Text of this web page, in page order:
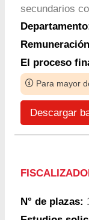
secundarios
El proceso
Para mayor
Descargar
N° de plazas: